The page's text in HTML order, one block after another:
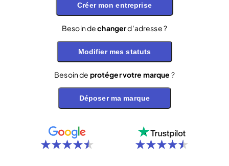
Créer mon entreprise
Besoin dechangerd’adresse ?
Modifier mes statuts
Besoin de protéger votre marque ?
Déposer ma marque